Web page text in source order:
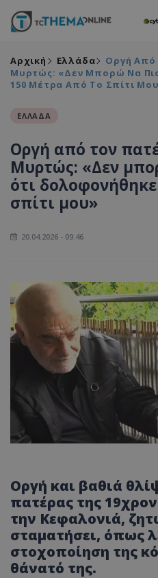
Αρχική Ελλάδα
Οργή Από
Μυρτώς: «Δεν Μπορώ Να
150 Μέτρα Από Το Σπίτι
ΕΛΛΑΔΑ
Οργή από τον
Μυρτώς: «Δεν
ότι
σπίτι μου»
20.04.2026 - 09:46
Οργή και βαθιά
πατέρας της
την Κεφαλονιά,
σταματήσει, όπως
στοχοποίηση της
θάνατό της.